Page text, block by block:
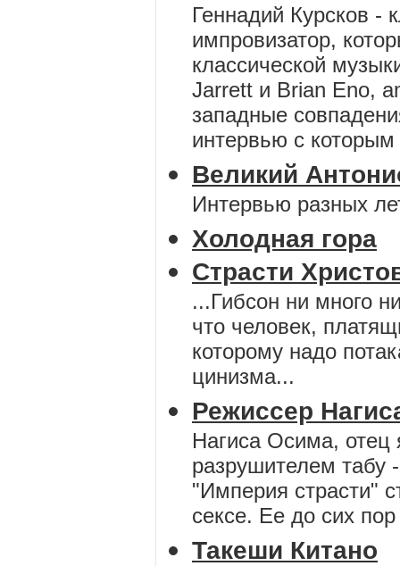
Геннадий Курсков -
импровизатор,
классической
Jarrett и Brian Eno,
западные
интервью с
Великий
Интервью разных
Холодная гора
Страсти
...Гибсон ни много
что человек,
которому надо
цинизма...
Режиссер
Нагиса Осима, отец
разрушителем табу
"Империя страсти"
сексе. Ее до сих
Такеши Китано